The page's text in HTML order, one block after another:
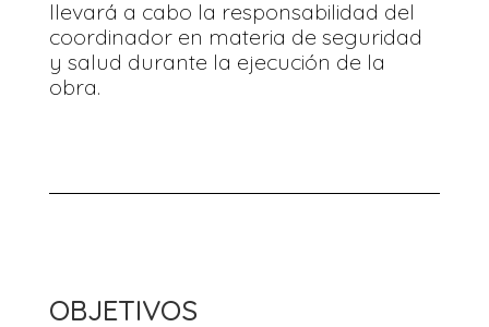
llevará a cabo la responsabilidad del
coordinador en materia de seguridad
y salud durante la ejecución de la
obra.
OBJETIVOS